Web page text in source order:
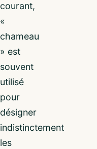
courant,
«
chameau
» est
souvent
utilisé
pour
désigner
indistinctement
les